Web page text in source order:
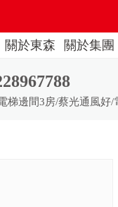
關於東森 關於集團
梯邊間3房/蔡光通風好/